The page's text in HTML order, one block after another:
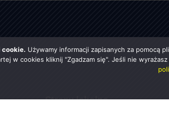
Strony lokalne
cookie. Używamy informacji zapisanych za pomocą
w cookies kliknij "Zgadzam się". Jeśli nie